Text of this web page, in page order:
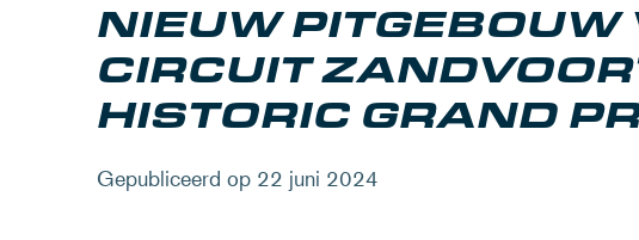
NIEUW PITGEBOUW
CIRCUIT
HISTORIC GRAND
Gepubliceerd op 22 juni 2024